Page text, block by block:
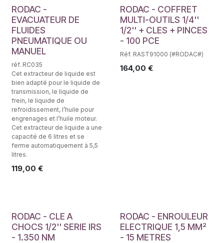
RODAC -
EVACUATEUR DE
FLUIDES
PNEUMATIQUE OU
MANUEL
réf. RC035
Cet extracteur de liquide est
bien adapté pour le liquide de
transmission, le liquide de
frein, le liquide de
refroidissement, l’huile pour
engrenages et l’huile moteur.
Cet extracteur de liquide a une
capacité de 6 litres et se
ferme automatiquement à 5,5
litres.
119,00 €
RODAC - COFFRET
MULTI-OUTILS 1/4''
1/2'' + CLES + PINCES
- 100 PCE
Réf. RAST91000 (#RODAC#)
164,00 €
RODAC - CLE A
CHOCS 1/2'' SERIE IRS
- 1.350 NM
RODAC - ENROULEUR
ELECTRIQUE 1,5 MM²
- 15 METRES